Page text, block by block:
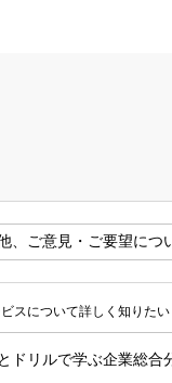
スについて詳しく知りたい